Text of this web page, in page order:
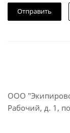
ООО
Рабочий, д. 1,